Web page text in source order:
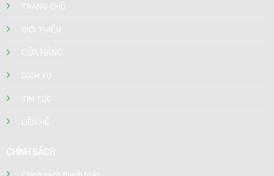
TRANG CHỦ
GIỚI THIỆU
CỬA HÀNG
DỊCH VỤ
TIN TỨC
LIÊN HỆ
CHÍNH SÁCH